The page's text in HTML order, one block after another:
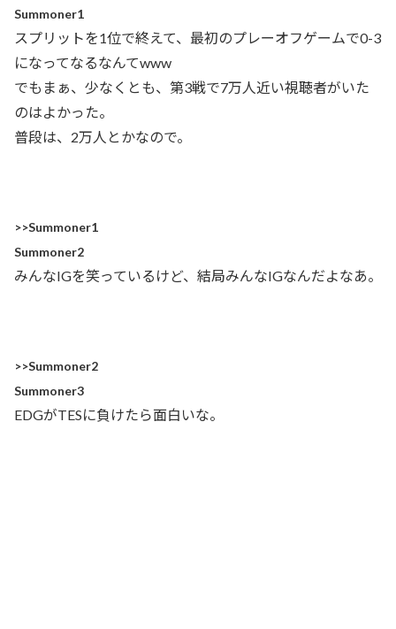
Summoner1
スプリットを1位で終えて、最初のプレーオフゲームで0-3
になってなるなんてwww
でもまぁ、少なくとも、第3戦で7万人近い視聴者がいた
のはよかった。
普段は、2万人とかなので。
>>Summoner1
Summoner2
みんなIGを笑っているけど、結局みんなIGなんだよなあ。
>>Summoner2
Summoner3
EDGがTESに負けたら面白いな。